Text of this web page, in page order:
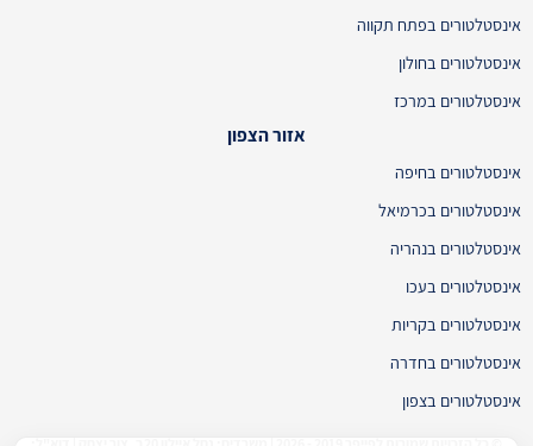
אינסטלטורים בפתח תקווה
אינסטלטורים בחולון
אינסטלטורים במרכז
אזור הצפון
אינסטלטורים בחיפה
אינסטלטורים בכרמיאל
אינסטלטורים בנהריה
אינסטלטורים בעכו
אינסטלטורים בקריות
אינסטלטורים בחדרה
אינסטלטורים בצפון